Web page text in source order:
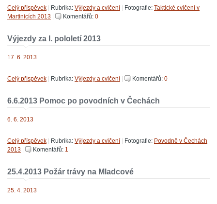
Celý příspěvek Rubrika: Výjezdy a cvičení Fotografie: Taktické cvičení v
Martinicích 2013
Komentářů: 0
Výjezdy za I. pololetí 2013
17. 6. 2013
Celý příspěvek Rubrika: Výjezdy a cvičení Komentářů: 0
6.6.2013 Pomoc po povodních v Čechách
6. 6. 2013
Celý příspěvek Rubrika: Výjezdy a cvičení Fotografie: Povodně v Čechách
2013
Komentářů: 1
25.4.2013 Požár trávy na Mladcové
25. 4. 2013